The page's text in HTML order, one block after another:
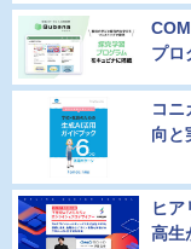
プロ
コニ
向と
ヒア
高生